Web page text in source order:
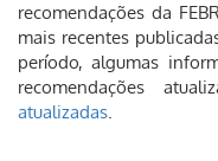
recomendações da
mais recentes
período, algumas
recomendações
atualizadas.